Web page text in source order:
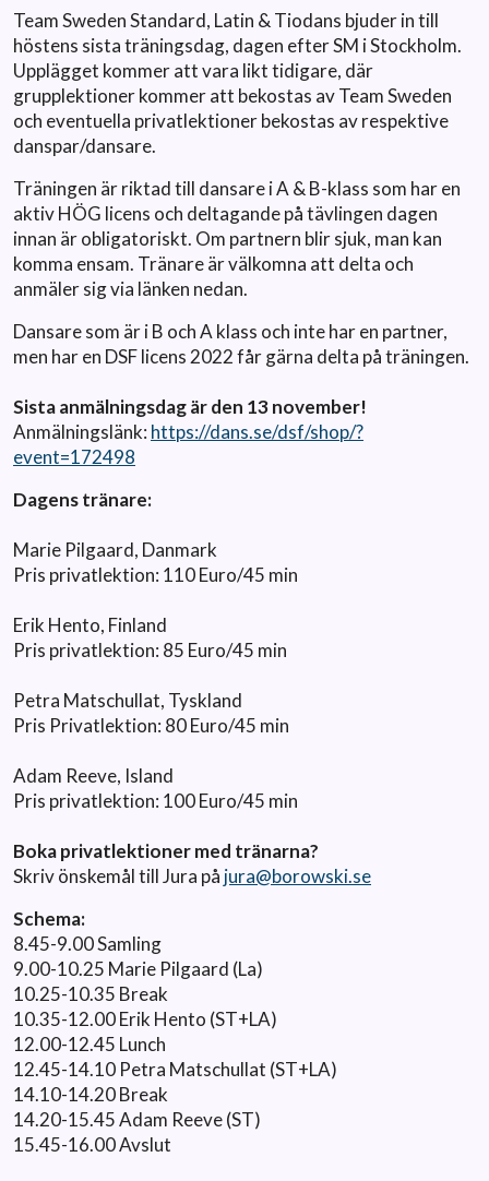
Team Sweden Standard, Latin & Tiodans bjuder in till
höstens sista träningsdag, dagen efter SM i Stockholm.
Upplägget kommer att vara likt tidigare, där
grupplektioner kommer att bekostas av Team Sweden
och eventuella privatlektioner bekostas av respektive
danspar/dansare.
Träningen är riktad till dansare i A & B-klass som har en
aktiv HÖG licens och deltagande på tävlingen dagen
innan är obligatoriskt. Om partnern blir sjuk, man kan
komma ensam. Tränare är välkomna att delta och
anmäler sig via länken nedan.
Dansare som är i B och A klass och inte har en partner,
men har en DSF licens 2022 får gärna delta på träningen.
Sista anmälningsdag är den 13 november!
Anmälningslänk: https://dans.se/dsf/shop/?
event=172498
Dagens tränare:
Marie Pilgaard, Danmark
Pris privatlektion: 110 Euro/45 min
Erik Hento, Finland
Pris privatlektion: 85 Euro/45 min
Petra Matschullat, Tyskland
Pris Privatlektion: 80 Euro/45 min
Adam Reeve, Island
Pris privatlektion: 100 Euro/45 min
Boka privatlektioner med tränarna?
Skriv önskemål till Jura på jura@borowski.se
Schema:
8.45-9.00 Samling
9.00-10.25 Marie Pilgaard (La)
10.25-10.35 Break
10.35-12.00 Erik Hento (ST+LA)
12.00-12.45 Lunch
12.45-14.10 Petra Matschullat (ST+LA)
14.10-14.20 Break
14.20-15.45 Adam Reeve (ST)
15.45-16.00 Avslut